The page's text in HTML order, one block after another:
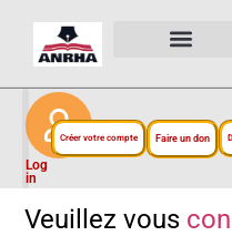
Log
in
Créer votre compte Faire un don
Veuillez vous